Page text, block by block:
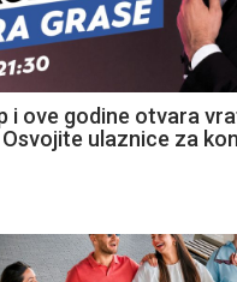
i ove godine otvara
ulaznice za